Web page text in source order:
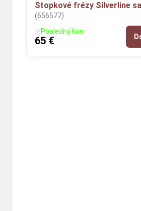
Stopkové frézy Silverline
(656577)
✅Posledný kus
65 €